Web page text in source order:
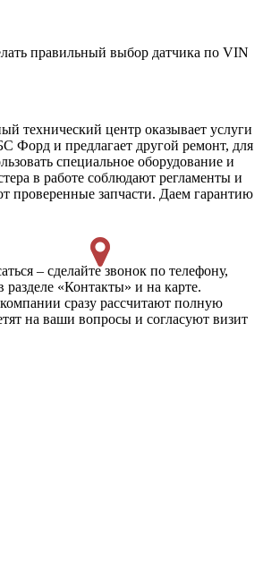
правильный выбор датчика по VIN
технический центр оказывает услуги
Форд и предлагает другой ремонт, для
специальное оборудование и
в работе соблюдают регламенты и
проверенные запчасти. Даем гарантию
– сделайте звонок по телефону,
«Контакты» и на карте.
сразу рассчитают полную
на ваши вопросы и согласуют визит